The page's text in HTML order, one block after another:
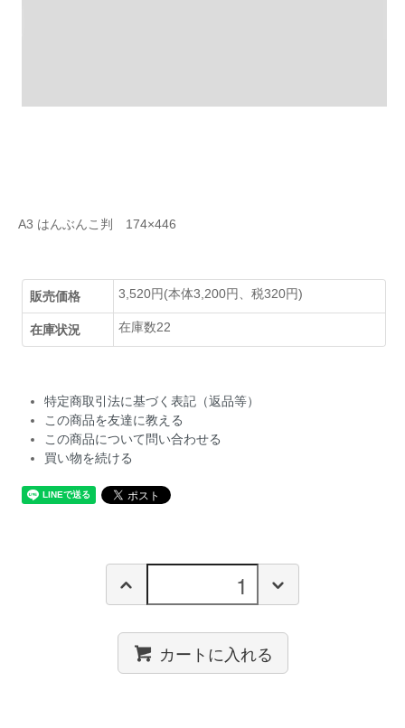
A3 はんぶんこ判 174×446
販売価格 3,520円(本体3,200円、税320円)
在庫状況 在庫数22
特定商取引法に基づく表記（返品等）
この商品を友達に教える
この商品について問い合わせる
買い物を続ける
カートに入れる